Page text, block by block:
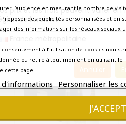
prix et les frais peuvent varier
de livraison.
Annuler
VOUS
l’audience en mesurant le nombre de
Proposer des publicités personnalisées et en
des informations sur les réseaux sociaux
consentement à l’utilisation de cookies non
ou retiré à tout moment en utilisant le
cette page.
d'informations Personnaliser les